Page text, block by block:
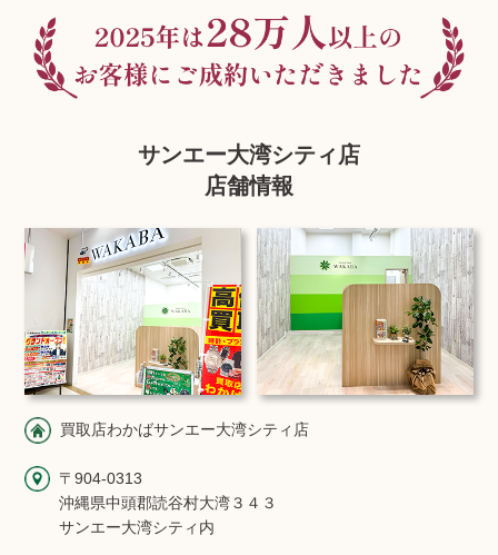
サンエー大湾シティ店
店舗情報
買取店わかばサンエー大湾シティ店
〒904-0313
沖縄県中頭郡読谷村大湾３４３
サンエー大湾シティ内